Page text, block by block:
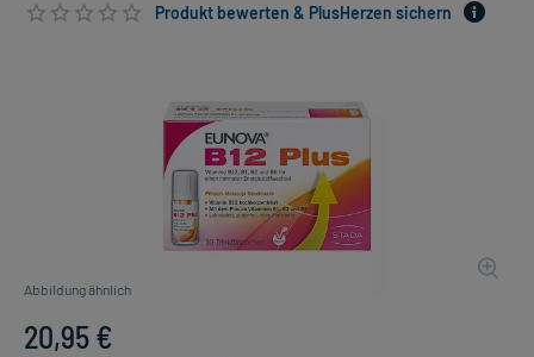
Produkt bewerten & PlusHerzen sichern
Abbildung ähnlich
20,95 €